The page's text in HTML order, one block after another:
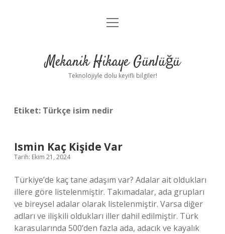
Anasayfa
Yasal Uyarı
menüyü
Mekanik Hikaye Günlüğü
Teknolojiyle dolu keyifli bilgiler!
Etiket: Türkçe isim nedir
Ismin Kaç Kişide Var
Tarih: Ekim 21, 2024
Türkiye’de kaç tane adaşım var? Adalar ait oldukları
illere göre listelenmiştir. Takımadalar, ada grupları
ve bireysel adalar olarak listelenmiştir. Varsa diğer
adları ve ilişkili oldukları iller dahil edilmiştir. Türk
karasularında 500’den fazla ada, adacık ve kayalık